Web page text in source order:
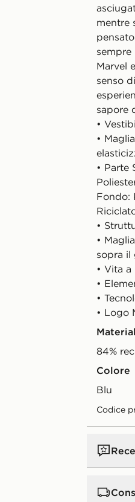
mentre
Marvel
senso
sapore
•
•
• Parte
Fondo:
•
•
sopra il
• Vita a
•
•
• Logo
84%
Colore
blu
Codice